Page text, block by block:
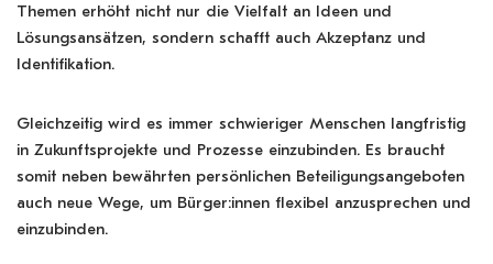
Themen erhöht nicht nur die Vielfalt an Ideen und
Lösungsansätzen, sondern schafft auch Akzeptanz und
Identifikation.
Gleichzeitig wird es immer schwieriger Menschen langfristig
in Zukunftsprojekte und Prozesse einzubinden. Es braucht
somit neben bewährten persönlichen Beteiligungsangeboten
auch neue Wege, um Bürger:innen flexibel anzusprechen und
einzubinden.